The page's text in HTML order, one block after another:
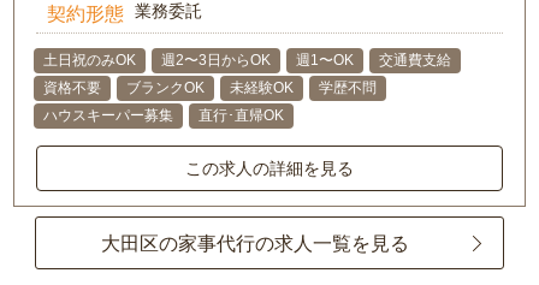
契約形態 業務委託
土日祝のみOK 週2〜3日からOK 週1〜OK
交通費支給
資格不要
ブランクOK 未経験OK
学歴不問
ハウスキーパー募集
直行･直帰OK
この求人の詳細を見る
大田区の家事代行の求人一覧を見る